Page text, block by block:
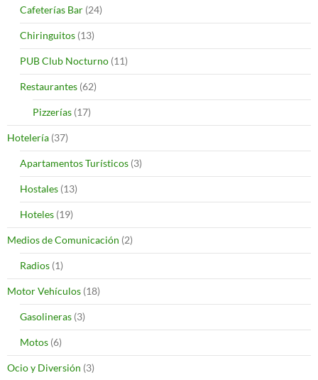
Cafeterías Bar (24)
Chiringuitos (13)
PUB Club Nocturno (11)
Restaurantes (62)
Pizzerías (17)
Hotelería (37)
Apartamentos Turísticos (3)
Hostales (13)
Hoteles (19)
Medios de Comunicación (2)
Radios (1)
Motor Vehículos (18)
Gasolineras (3)
Motos (6)
Ocio y Diversión (3)